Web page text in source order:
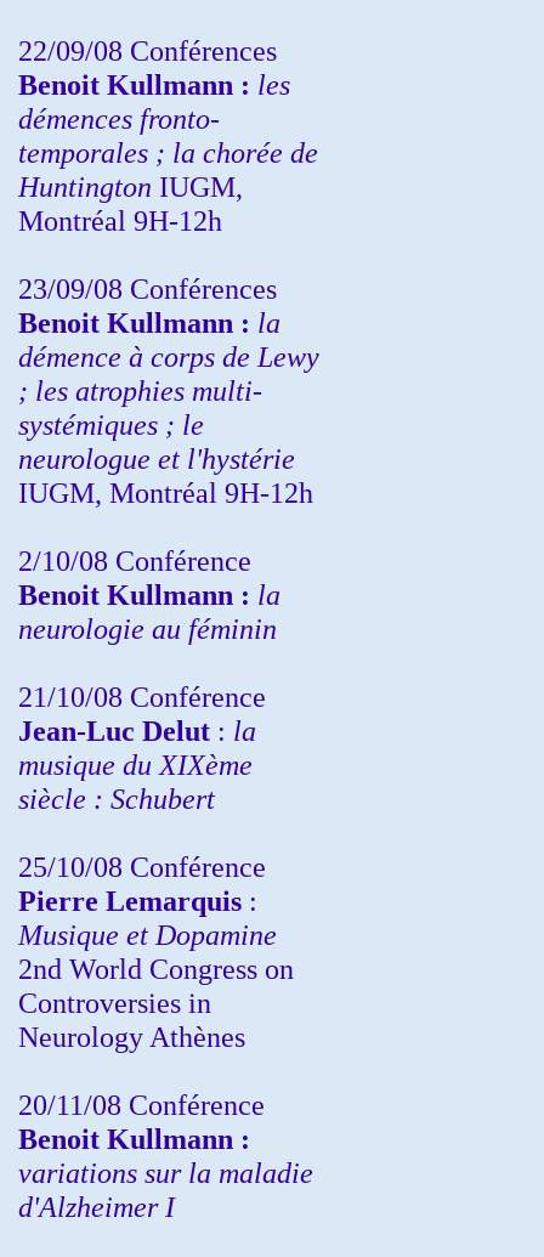
22/09/08 Conférences
Benoit Kullmann : les
démences fronto-
temporales ; la chorée de
Huntington IUGM,
Montréal 9H-12h
23/09/08 Conférences
Benoit Kullmann : la
démence à corps de Lewy
; les atrophies multi-
systémiques ; le
neurologue et l'hystérie
IUGM, Montréal 9H-12h
2/10/08 Conférence
Benoit Kullmann : la
neurologie au féminin
21/10/08 Conférence
Jean-Luc Delut : la
musique du XIXème
siècle : Schubert
25/10/08 Conférence
Pierre Lemarquis :
Musique et Dopamine
2nd World Congress on
Controversies in
Neurology Athènes
20/11/08 Conférence
Benoit Kullmann :
variations sur la maladie
d'Alzheimer I